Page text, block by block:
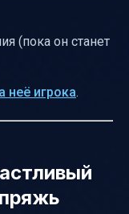
(пока он станет
неё игрока.